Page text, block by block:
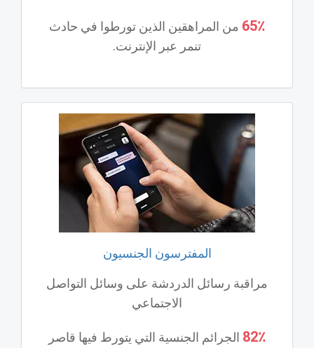
65٪ من المراهقين الذين تورطوا في حادث
تنمر عبر الإنترنت.
المفترسون الجنسيون
مراقبة رسائل الدردشة على وسائل التواصل
الاجتماعي
82٪ الجرائم الجنسية التي يتورط فيها قاصر